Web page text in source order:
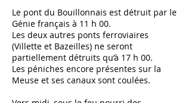
Le pont du Bouillonnais est détruit par le
Génie français à 11 h 00.
Les deux autres ponts ferroviaires
(Villette et Bazeilles) ne seront
partiellement détruits qu’à 17 h 00.
Les péniches encore présentes sur la
Meuse et ses canaux sont coulées.